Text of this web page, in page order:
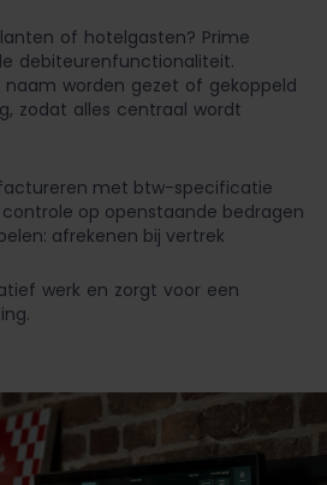
of hotelgasten? Prime
debiteurenfunctionaliteit.
naam worden gezet of gekoppeld
zodat alles centraal wordt
met btw-specificatie
controle op openstaande bedragen
afrekenen bij vertrek
werk en zorgt voor een